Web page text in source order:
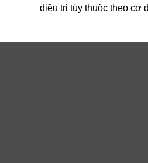
điều trị tùy thuộc theo cơ